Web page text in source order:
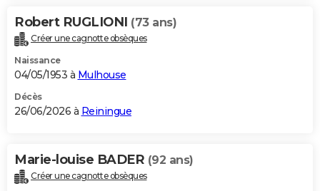
Carte de Noël
Carte Bonne année
Carte Saint-Valentin
Carte Pâques
Carte d'anniversaire
DICTIONNAIRE
Dictionnaire
Biographies
Citations
Expressions
Proverbes
PROGRAMME TV
S'inscrire
Se connecter
Lycées
Collèges
Primaires
Universités
Entreprises
Service militaire
Avis de recherche
AVIS DE DÉCÈS
Bricolage
Lifestyle
Culture
Sport
Auto
Television
Voyage
Cinema
Robert RUGLIONI (73 ans)
Créer une cagnotte obsèques
Naissance
04/05/1953 à Mulhouse
Décès
26/06/2026 à Reiningue
Marie-louise BADER (92 ans)
Créer une cagnotte obsèques